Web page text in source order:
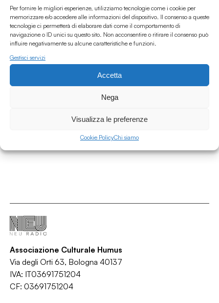
Per fornire le migliori esperienze, utilizziamo tecnologie come i cookie per
memorizzare e/o accedere alle informazioni del dispositivo. Il consenso a queste
tecnologie ci permetterà di elaborare dati come il comportamento di
navigazione o ID unici su questo sito. Non acconsentire o ritirare il consenso può
influire negativamente su alcune caratteristiche e funzioni.
Gestisci servizi
Accetta
Nega
Visualizza le preferenze
Cookie PolicyChi siamo
GR RadioMed - 22.07.2026
/Informazione/Mediterranea Saving
Associazione Culturale Humus
Via degli Orti 63, Bologna 40137
IVA: IT03691751204
CF: 03691751204